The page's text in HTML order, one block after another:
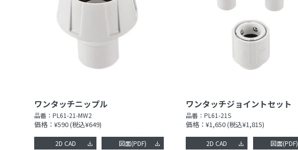
ワンタッチニップル
品番：PL61-21-MW2
価格：¥590(税込¥649)
2D CAD 図面(PDF)
ワンタッチジョイントセット
品番： PL61-21S
価格：¥1,650(税込¥1,815)
2D CAD 図面(PDF)